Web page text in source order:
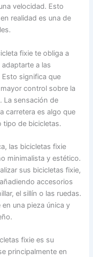
velocidad. Esto
realidad es una de
fixie te obliga a
a las
significa que
control sobre la
La sensación de
carretera es algo que
tipo de bicicletas.
las bicicletas fixie
minimalista y estético.
sus bicicletas fixie,
accesorios
el sillín o las ruedas.
una pieza única y
fixie es su
principalmente en